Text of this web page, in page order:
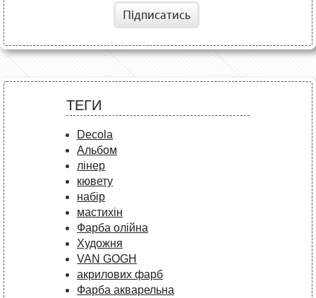
Підписатись
ТЕГИ
Decola
Альбом
лінер
кювету
набір
мастихін
Фарба олійна
Художня
VAN GOGH
акрилових фарб
Фарба акварельна